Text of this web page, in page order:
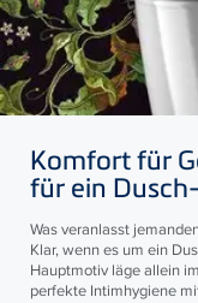
Komfort für
für ein
Was veranlasst
Klar, wenn es um ein
Hauptmotiv läge allein
perfekte Intimhygiene